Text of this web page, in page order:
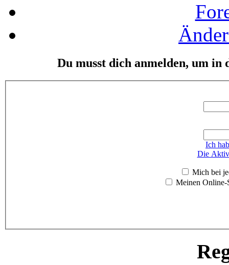
Du musst dich anmelden, um
Ich
Die
Mich bei
Meinen Online-